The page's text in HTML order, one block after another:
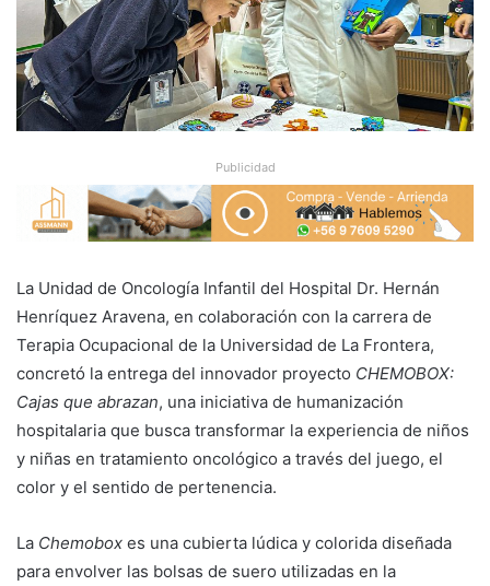
Publicidad
La Unidad de Oncología Infantil del Hospital Dr. Hernán
Henríquez Aravena, en colaboración con la carrera de
Terapia Ocupacional de la Universidad de La Frontera,
concretó la entrega del innovador proyecto CHEMOBOX:
Cajas que abrazan, una iniciativa de humanización
hospitalaria que busca transformar la experiencia de niños
y niñas en tratamiento oncológico a través del juego, el
color y el sentido de pertenencia.
La Chemobox es una cubierta lúdica y colorida diseñada
para envolver las bolsas de suero utilizadas en la